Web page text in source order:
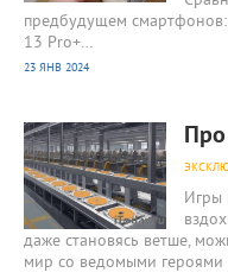
предбудущем
13 Pro+…
23 ЯНВ 2024
Игры
даже становясь ветше,
мир со ведомыми героями